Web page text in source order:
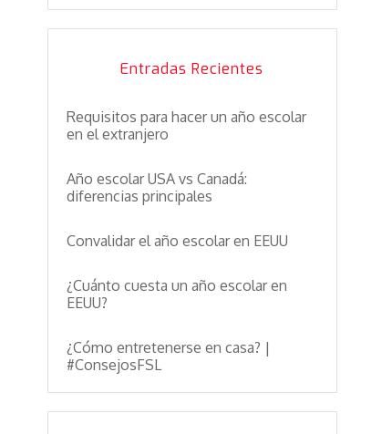
Entradas Recientes
Requisitos para hacer un año escolar
en el extranjero
Año escolar USA vs Canadá:
diferencias principales
Convalidar el año escolar en EEUU
¿Cuánto cuesta un año escolar en
EEUU?
¿Cómo entretenerse en casa? |
#ConsejosFSL